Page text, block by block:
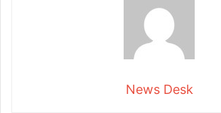
News Desk